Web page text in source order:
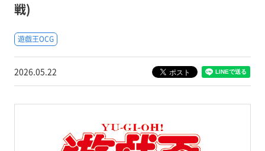
戦)
遊戯王OCG
2026.05.22